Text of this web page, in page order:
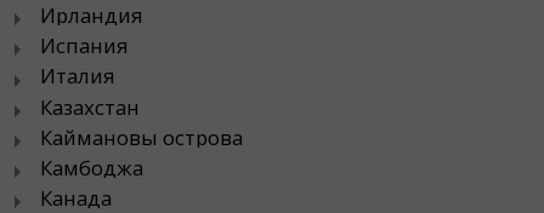
Ирландия
Испания
Италия
Казахстан
Каймановы острова
Камбоджа
Канада